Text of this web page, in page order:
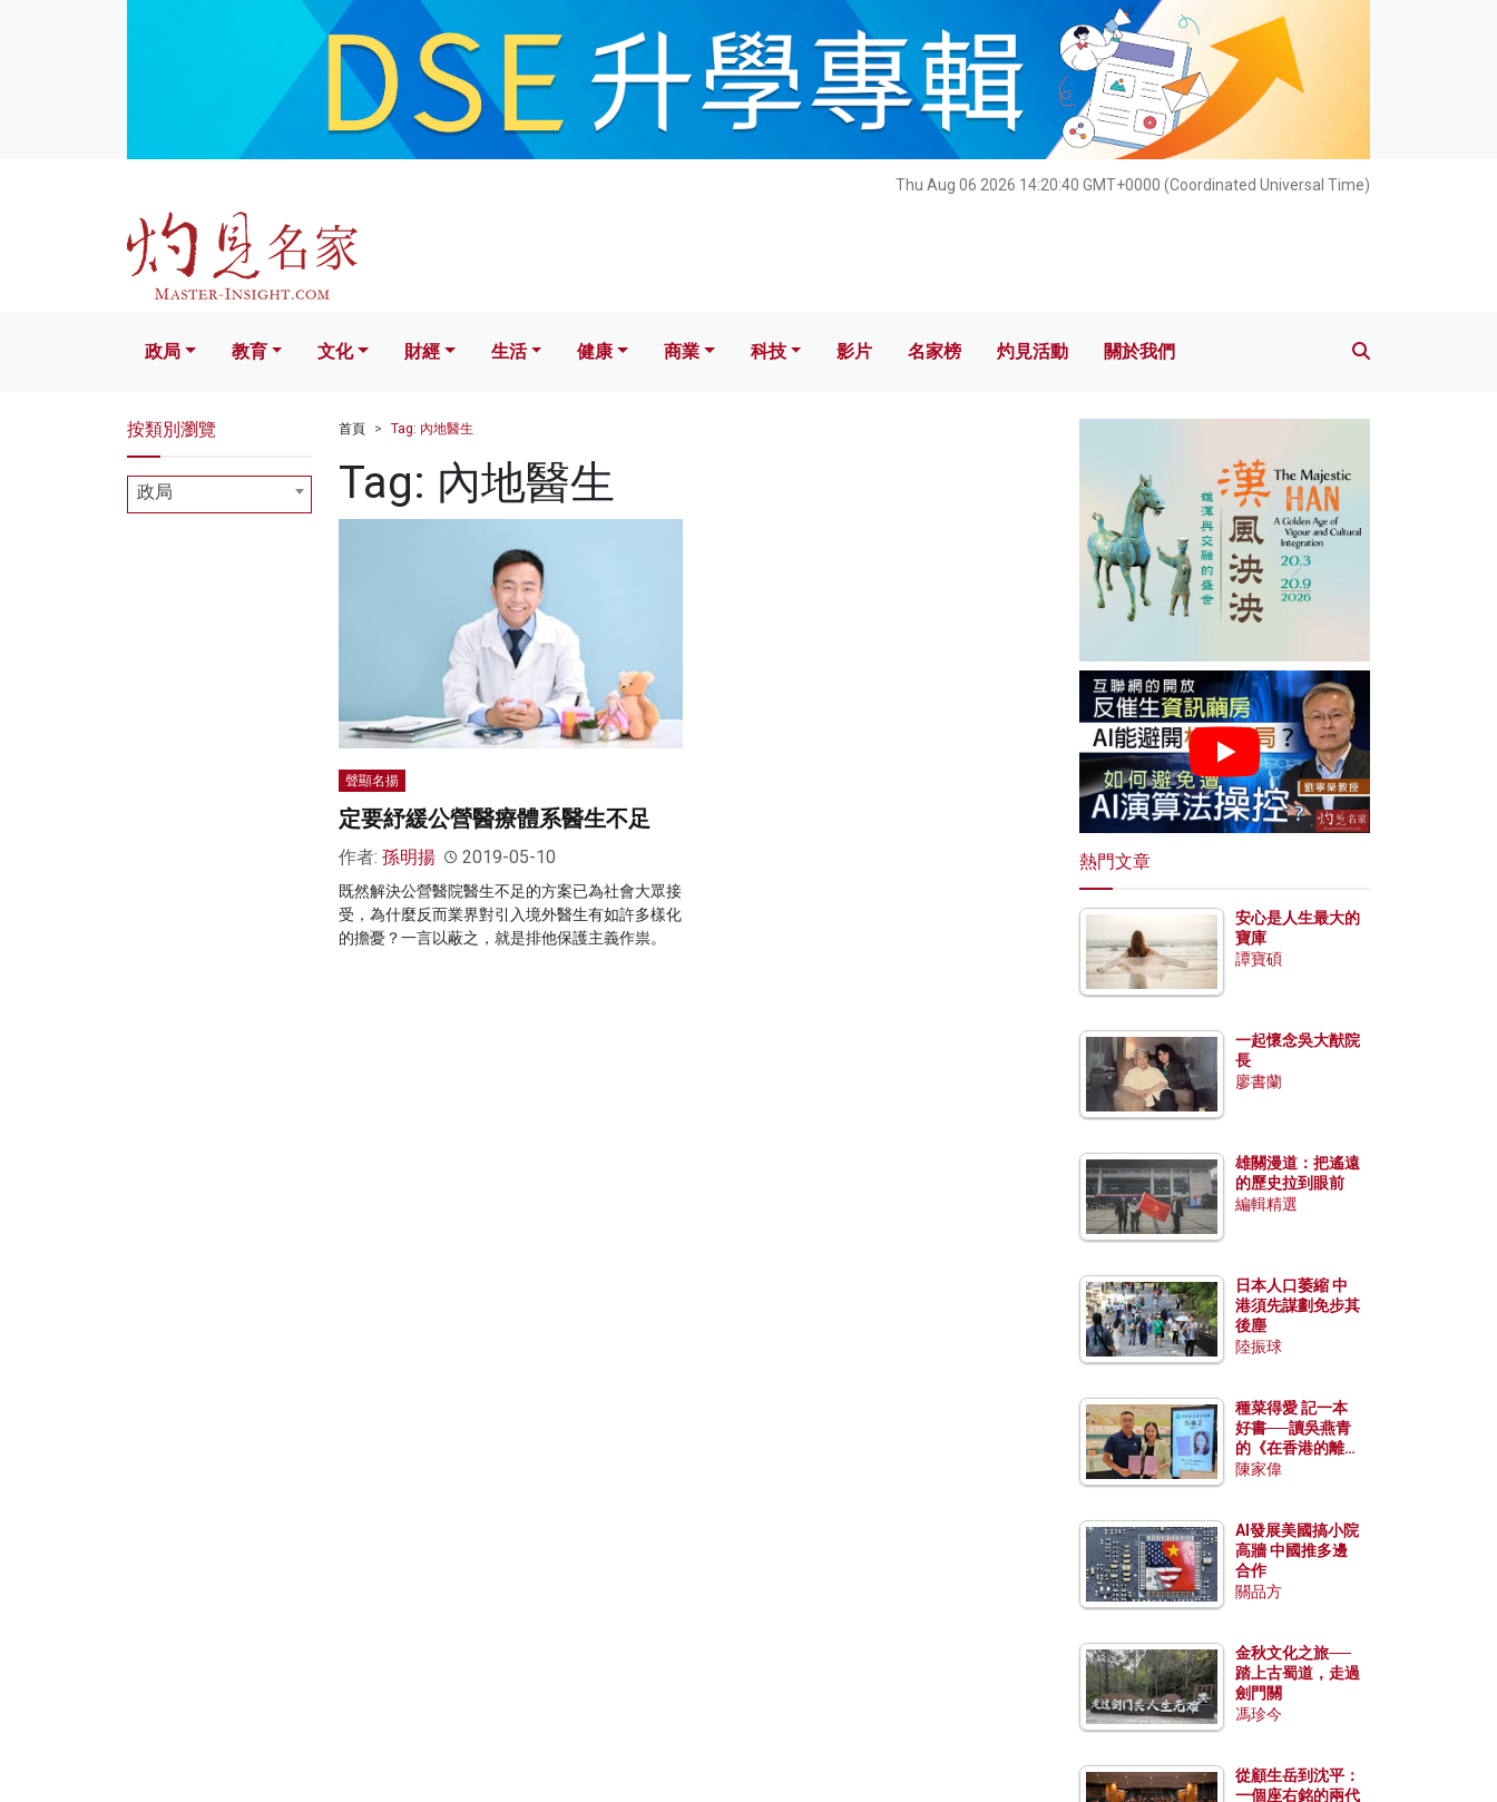
Thu Aug 06 2026 14:20:42 GMT+0000 (Coordinated Universal Time)
文化 財經 生活 健康 科技 影片 名家榜 灼見活動 關於我們
政局 教育 文化 財經 生活 健康 商業 科技 影片 名家榜 灼見活動 關於我們
首頁 Tag: 內地醫生
Tag: 內地醫生
聲顯名揚
定要紓緩公營醫療體系醫生不足
作者: 孫明揚 2019-05-10
既然解決公營醫院醫生不足的方案已為社會大眾接
受，為什麼反而業界對引入境外醫生有如許多樣化
的擔憂？一言以蔽之，就是排他保護主義作祟。
按類別瀏覽
政局
熱門文章
安心是人生最大的
寶庫
譚寶碩
一起懷念吳大猷院
長
廖書蘭
雄關漫道：把遙遠
的歷史拉到眼前
編輯精選
日本人口萎縮 中
港須先謀劃免步其
後塵
陸振球
種菜得愛 記一本
好書──讀吳燕青
的《在香港的離島
種菜》
陳家偉
AI發展美國搞小院
高牆 中國推多邊
合作
關品方
金秋文化之旅──
踏上古蜀道，走過
劍門關
馮珍今
從顧生岳到沈平：
一個座右銘的兩代